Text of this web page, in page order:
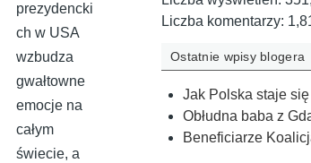
prezydencki
ch w USA
wzbudza
gwałtowne
emocje na
całym
świecie, a
Liczba komentarzy:
Ostatnie wpisy blogera
Jak Polska staje
Obłudna baba z
Beneficiarze